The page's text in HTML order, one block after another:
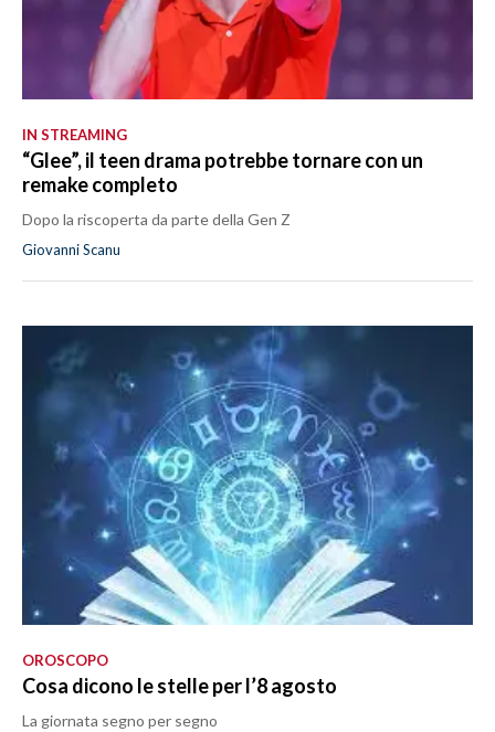
IN STREAMING
“Glee”, il teen drama potrebbe tornare con un
remake completo
Dopo la riscoperta da parte della Gen Z
Giovanni Scanu
OROSCOPO
Cosa dicono le stelle per l’8 agosto
La giornata segno per segno